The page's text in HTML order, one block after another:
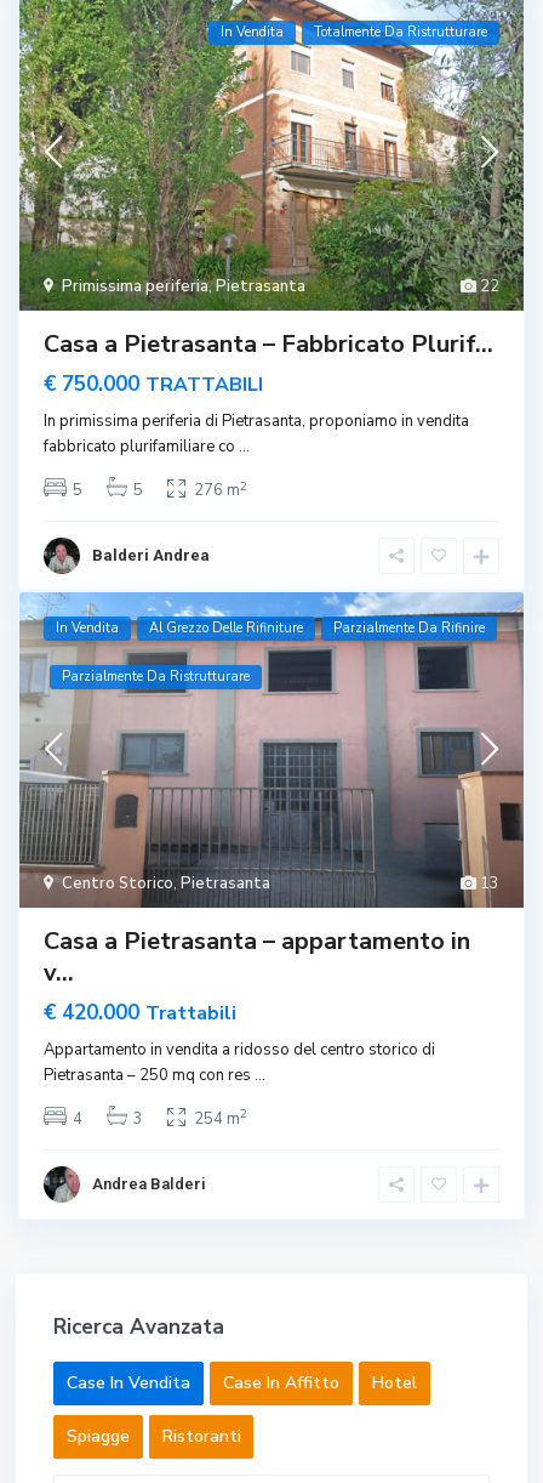
22
Primissima periferia,Pietrasanta
In Vendita Totalmente Da Ristrutturare
Casa a Pietrasanta – Fabbricato Plurif...
€ 750.000 TRATTABILI
In primissima periferia di Pietrasanta, proponiamo in vendita
fabbricato plurifamiliare co...
5
5 276 m2
Balderi Andrea
13
Centro Storico,Pietrasanta
In Vendita Al Grezzo Delle Rifiniture Parzialmente Da Rifinire
Parzialmente Da Ristrutturare
Casa a Pietrasanta – appartamento in
v...
€ 420.000 Trattabili
Appartamento in vendita a ridosso del centro storico di
Pietrasanta – 250 mq con res...
4
3 254 m2
Andrea Balderi
Ricerca Avanzata
Case In Vendita Case In Affitto Hotel
Spiagge Ristoranti